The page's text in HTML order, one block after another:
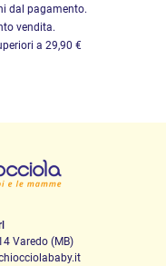
dal pagamento.
vendita.
a 29,90 €
Varedo (MB)